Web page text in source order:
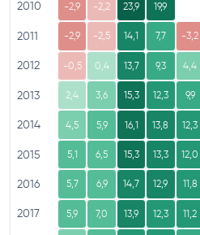
2010 -2,9 -2,2 23,9 19,9
2011 -2,9 -2,5 14,1 7,7 -3,2
2012 -0,5 0,4 13,7 9,3 4,4
2013 2,4 3,6 15,3 12,3 9,9
2014 4,5 5,9 16,1 13,8 12,3
2015 5,1 6,5 15,3 13,3 12,0
2016 5,7 6,9 14,7 12,9 11,8
2017 5,9 7,0 13,9 12,3 11,2